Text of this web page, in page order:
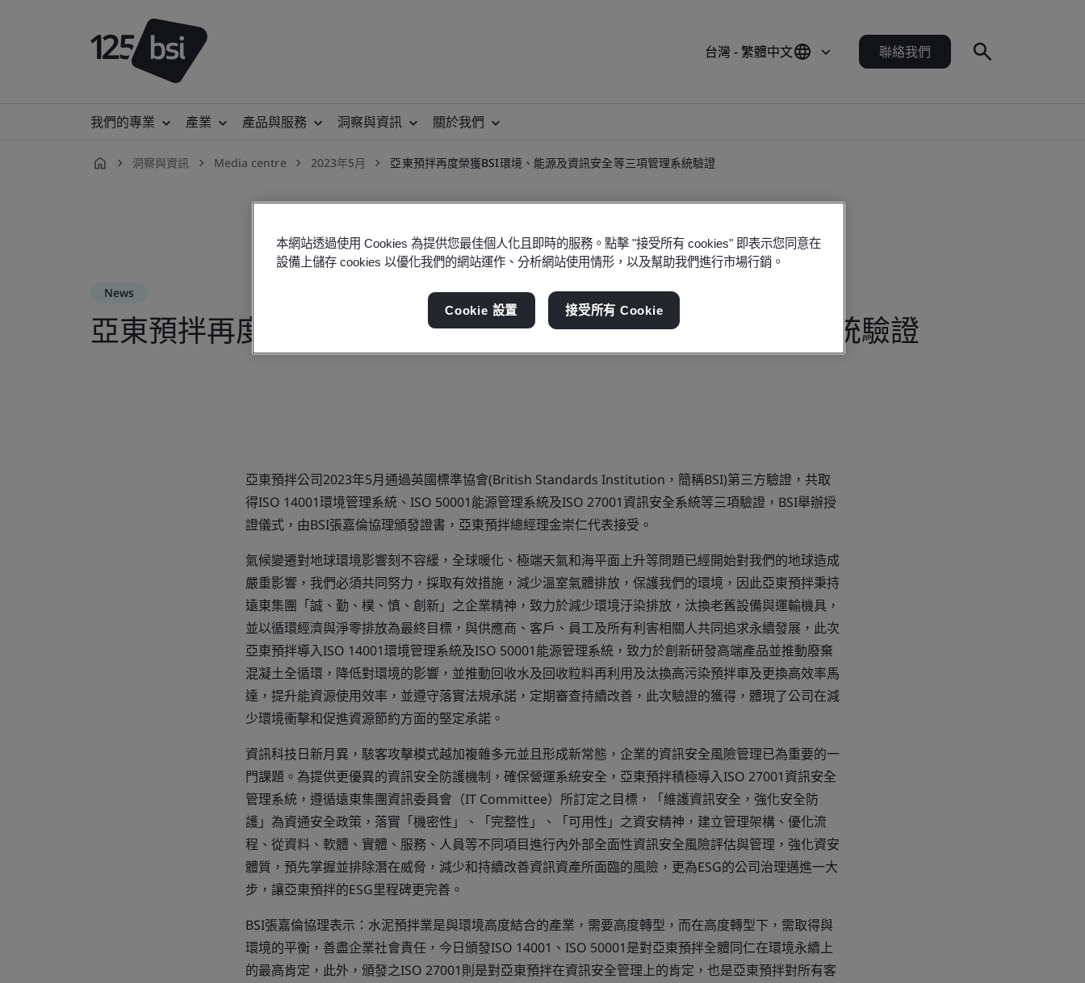
台灣 - 繁體中文 聯絡我們
我們的專業 產業 產品與服務 洞察與資訊 關於我們
洞察與資訊 Media centre 2023年5月 亞東預拌再度榮獲BSI環境、能源及資訊安全等三項管理系統驗證
News
亞東預拌再度榮獲BSI環境、能源及資訊安全等三項管理系統驗證
亞東預拌公司2023年5月通過英國標準協會(British Standards Institution，簡稱BSI)第三方驗證，共取
得ISO 14001環境管理系統、ISO 50001能源管理系統及ISO 27001資訊安全系統等三項驗證，BSI舉辦授
證儀式，由BSI張嘉倫協理頒發證書，亞東預拌總經理金崇仁代表接受。
氣候變遷對地球環境影響刻不容緩，全球暖化、極端天氣和海平面上升等問題已經開始對我們的地球造成
嚴重影響，我們必須共同努力，採取有效措施，減少溫室氣體排放，保護我們的環境，因此亞東預拌秉持
遠東集團「誠、勤、樸、慎、創新」之企業精神，致力於減少環境汙染排放，汰換老舊設備與運輸機具，
並以循環經濟與淨零排放為最終目標，與供應商、客戶、員工及所有利害相關人共同追求永續發展，此次
亞東預拌導入ISO 14001環境管理系統及ISO 50001能源管理系統，致力於創新研發高端產品並推動廢棄
混凝土全循環，降低對環境的影響，並推動回收水及回收粒料再利用及汰換高污染預拌車及更換高效率馬
達，提升能資源使用效率，並遵守落實法規承諾，定期審查持續改善，此次驗證的獲得，體現了公司在減
少環境衝擊和促進資源節約方面的堅定承諾。
資訊科技日新月異，駭客攻擊模式越加複雜多元並且形成新常態，企業的資訊安全風險管理已為重要的一
門課題。為提供更優異的資訊安全防護機制，確保營運系統安全，亞東預拌積極導入ISO 27001資訊安全
管理系統，遵循遠東集團資訊委員會（IT Committee）所訂定之目標，「維護資訊安全，強化安全防
護」為資通安全政策，落實「機密性」、「完整性」、「可用性」之資安精神，建立管理架構、優化流
程、從資料、軟體、實體、服務、人員等不同項目進行內外部全面性資訊安全風險評估與管理，強化資安
體質，預先掌握並排除潛在威脅，減少和持續改善資訊資產所面臨的風險，更為ESG的公司治理邁進一大
步，讓亞東預拌的ESG里程碑更完善。
BSI張嘉倫協理表示：水泥預拌業是與環境高度結合的產業，需要高度轉型，而在高度轉型下，需取得與
環境的平衡，善盡企業社會責任，今日頒發ISO 14001、ISO 50001是對亞東預拌全體同仁在環境永續上
的最高肯定，此外，頒發之ISO 27001則是對亞東預拌在資訊安全管理上的肯定，也是亞東預拌對所有客
本網站透過使用 Cookies 為提供您最佳個人化且即時的服務。點擊 "接受所有 cookies" 即表示您同意在
設備上儲存 cookies 以優化我們的網站運作、分析網站使用情形，以及幫助我們進行市場行銷。
Cookie 設置 接受所有 Cookie